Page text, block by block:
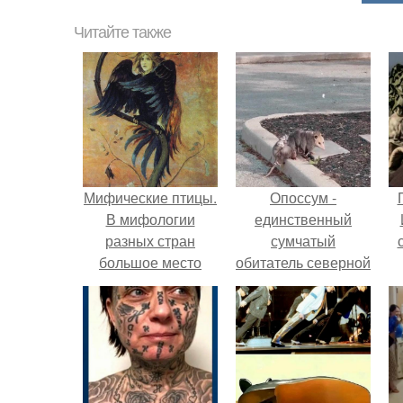
Читайте также
Мифические птицы.
В мифологии
разных стран
большое место
занимают образы
птиц.
Опоссум -
единственный
сумчатый
обитатель северной
америки.